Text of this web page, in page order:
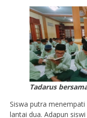
Tadarus
Siswa putra
lantai dua. Adapun